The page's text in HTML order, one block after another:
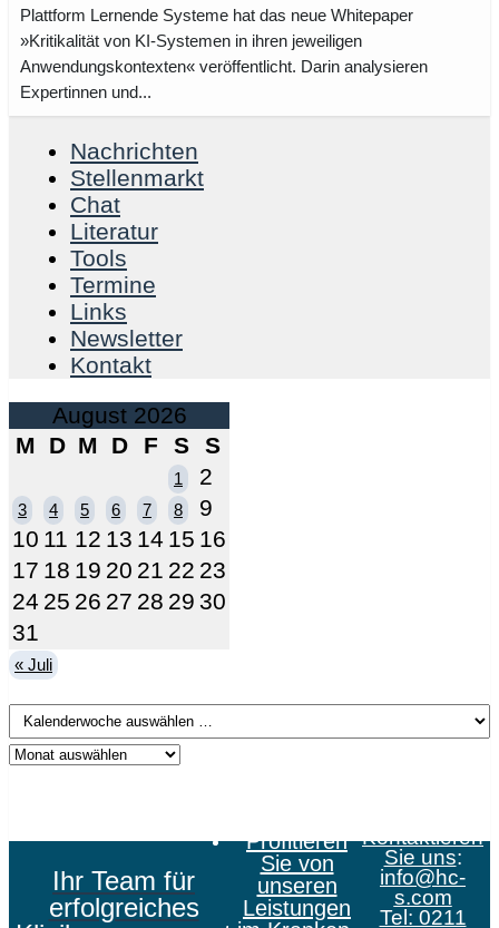
Plattform Lernende Systeme hat das neue Whitepaper
»Kritikalität von KI-Systemen in ihren jeweiligen
Anwendungskontexten« veröffentlicht. Darin analysieren
Expertinnen und...
Nachrichten
Stellenmarkt
Chat
Literatur
Tools
Termine
Links
Newsletter
Kontakt
August 2026
M
D M D F S S
1 2
3 4 5 6 7 8
9
10 11 12 13 14 15 16
17 18 19 20 21 22 23
24 25 26 27 28 29 30
31
« Juli
Ihr Team für
erfolgreiches
Profitieren
Sie von
unseren
Leistungen
Kontaktieren
Sie uns:
info@hc-
s.com
Tel: 0211